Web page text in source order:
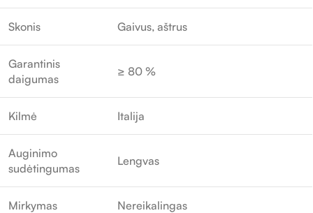
Skonis Gaivus, aštrus
Garantinis
daigumas
≥ 80 %
Kilmė Italija
Auginimo
sudėtingumas
Lengvas
Mirkymas Nereikalingas